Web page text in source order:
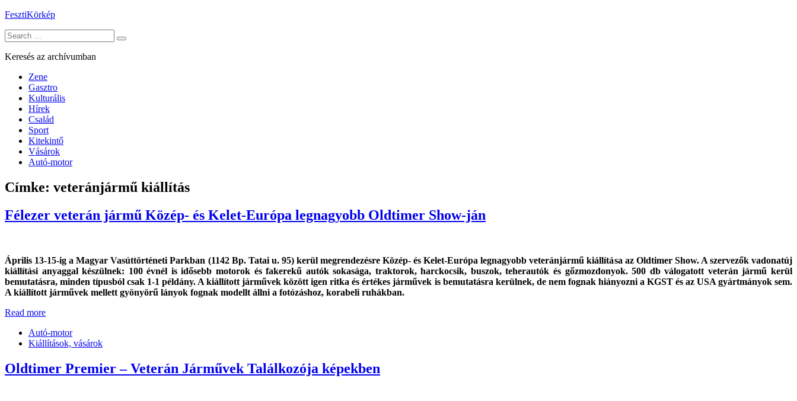
Skip
content
FesztiKörkép
Search
for:
Keresés az archívumban
Zene
Gasztro
Kulturális
Hírek
Család
Sport
Kitekintő
Vásárok
Autó-motor
Címke: veteránjármű kiállítás
Félezer veterán jármű Közép- és Kelet-Európa legnagyobb Oldtimer Show-ján
Április 13-15-ig a Magyar Vasúttörténeti Parkban (1142 Bp. Tatai u. 95) kerül megrendezésre Közép- és Kelet-Európa legnagyobb veteránjármű kiállítása az Oldtimer Show. A szervezők vadonatúj
kiállítási anyaggal készülnek: 100 évnél is idősebb motorok és fakerekű autók sokasága, traktorok, harckocsik, buszok, teherautók és gőzmozdonyok. 500 db válogatott veterán jármű kerül
bemutatásra, minden típusból csak 1-1 példány. A kiállított járművek között igen ritka és értékes járművek is bemutatásra kerülnek, de nem fognak hiányozni a KGST és az USA gyártmányok sem.
A kiállított járművek mellett gyönyörű lányok fognak modellt állni a fotózáshoz, korabeli ruhákban.
Read more
Autó-motor
Kiállítások, vásárok
Oldtimer Premier – Veterán Járművek Találkozója képekben